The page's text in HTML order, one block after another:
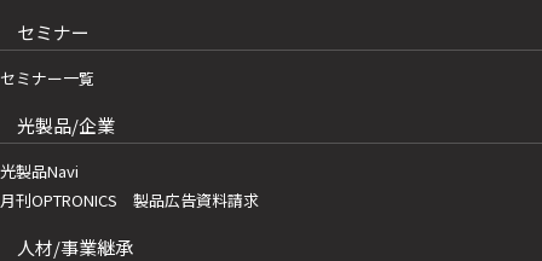
セミナー
セミナー一覧
光製品/企業
光製品Navi
月刊OPTRONICS 製品広告資料請求
人材/事業継承